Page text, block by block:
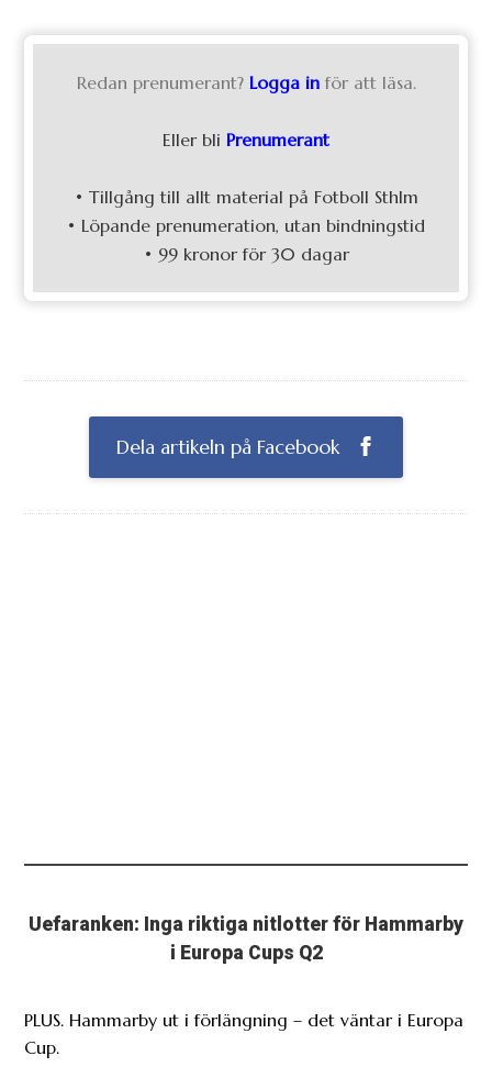
Redan prenumerant? Logga in för att läsa.
Eller bli Prenumerant
• Tillgång till allt material på Fotboll Sthlm
• Löpande prenumeration, utan bindningstid
• 99 kronor för 30 dagar
Dela artikeln på Facebook
Uefaranken: Inga riktiga nitlotter för Hammarby
i Europa Cups Q2
PLUS. Hammarby ut i förlängning – det väntar i Europa
Cup.